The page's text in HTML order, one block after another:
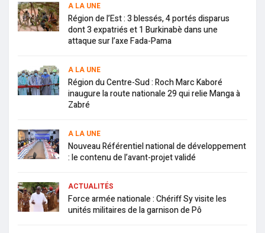
A LA UNE
Région de l’Est : 3 blessés, 4 portés disparus
dont 3 expatriés et 1 Burkinabè dans une
attaque sur l’axe Fada-Pama
A LA UNE
Région du Centre-Sud : Roch Marc Kaboré
inaugure la route nationale 29 qui relie Manga à
Zabré
A LA UNE
Nouveau Référentiel national de développement
: le contenu de l’avant-projet validé
ACTUALITÉS
Force armée nationale : Chériff Sy visite les
unités militaires de la garnison de Pô